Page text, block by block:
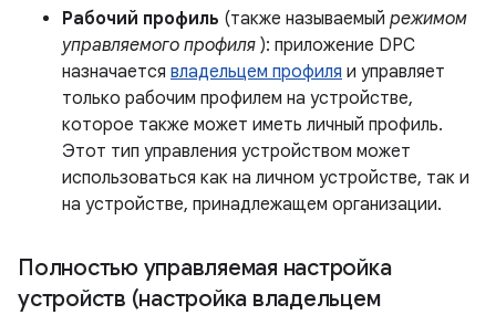
Рабочий профиль (также называемый режимом
управляемого профиля ): приложение DPC
назначается владельцем профиля и управляет
только рабочим профилем на устройстве,
которое также может иметь личный профиль.
Этот тип управления устройством может
использоваться как на личном устройстве, так и
на устройстве, принадлежащем организации.
Полностью управляемая настройка
устройств (настройка владельцем